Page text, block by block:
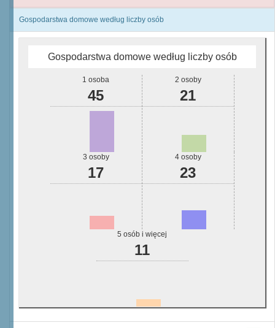
Gospodarstwa domowe według liczby osób
Gospodarstwa domowe według liczby osób
1 osoba
45
2 osoby
21
3 osoby
17
4 osoby
23
5 osób i więcej
11